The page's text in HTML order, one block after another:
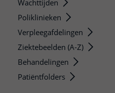
Wachttijden
Poliklinieken
Verpleegafdelingen
Ziektebeelden (A-Z)
Behandelingen
Patiëntfolders